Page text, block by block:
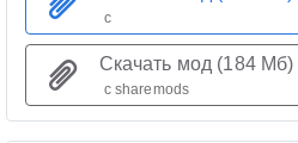
с
Скачать мод (184 Мб)
с sharemods